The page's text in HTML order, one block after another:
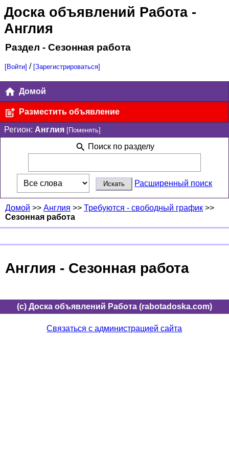
Доска объявлений Работа-
Англия
Раздел - Сезонная работа
[Войти] / [Зарегистрироваться]
Домой
Разместить объявление
Регион: Англия [Поменять]
Поиск по разделу
Расширенный поиск
Домой >> Англия >> Требуются - свободный график >>
Сезонная работа
Англия - Сезонная работа
(c) Доска объявлений Работа (rabotadoska.com)
Связаться с администрацией сайта